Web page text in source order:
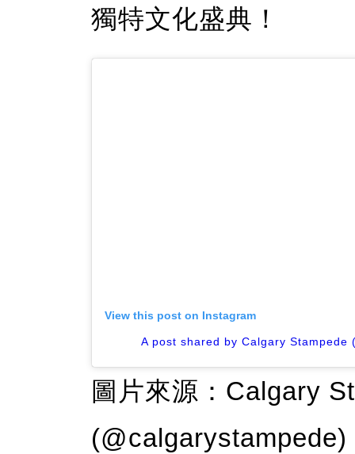
獨特文化盛典！
View this post on Instagram
A post shared by Calgary Stampede
圖片來源：Calgary
(@calgarystampede)